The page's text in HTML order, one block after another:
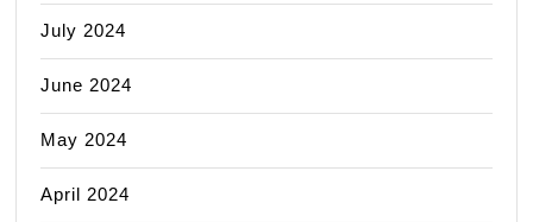
July 2024
June 2024
May 2024
April 2024